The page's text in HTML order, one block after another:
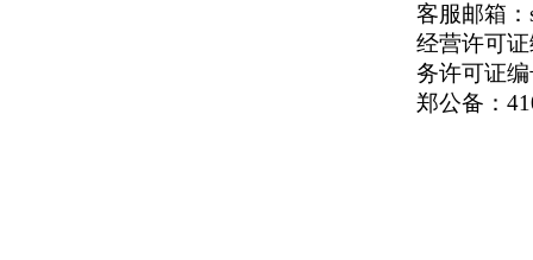
客服邮箱：
经营许可
务许可证
郑公备：